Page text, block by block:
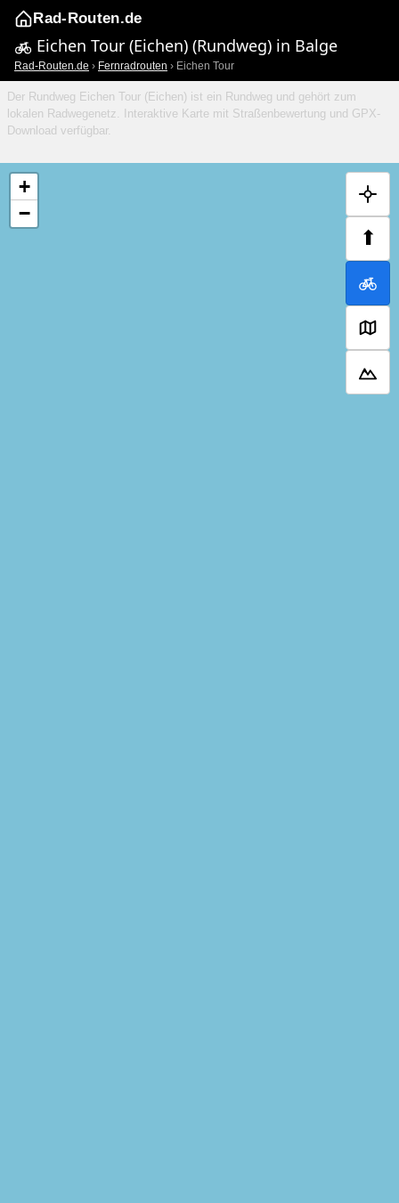
Rad-Routen.de
Eichen Tour (Eichen) (Rundweg) in Balge
Rad-Routen.de › Fernradrouten › Eichen Tour
Der Rundweg Eichen Tour (Eichen) ist ein Rundweg und gehört zum
lokalen Radwegenetz. Interaktive Karte mit Straßenbewertung und GPX-
Download verfügbar.
⬆
+
−